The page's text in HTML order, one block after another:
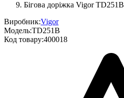
Бігова доріжка Vigоr TD251B
Виробник:Vigor
Модель:TD251B
Код товару:400018